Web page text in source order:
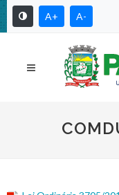
A+ A-